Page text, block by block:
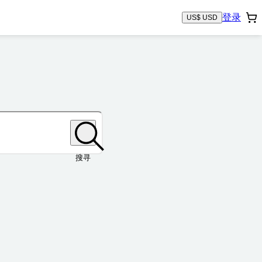
US$ USD 登录
搜寻